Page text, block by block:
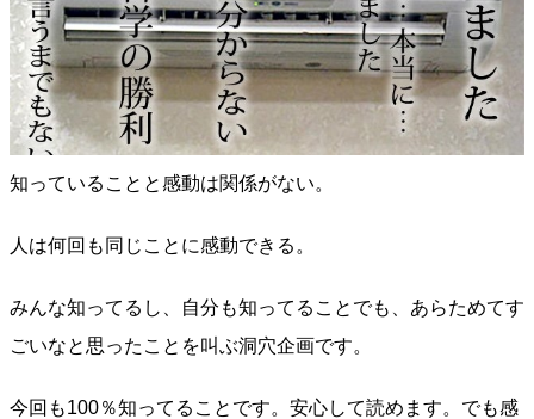
知っていることと感動は関係がない。
人は何回も同じことに感動できる。
みんな知ってるし、自分も知ってることでも、あらためてす
ごいなと思ったことを叫ぶ洞穴企画です。
今回も100％知ってることです。安心して読めます。でも感